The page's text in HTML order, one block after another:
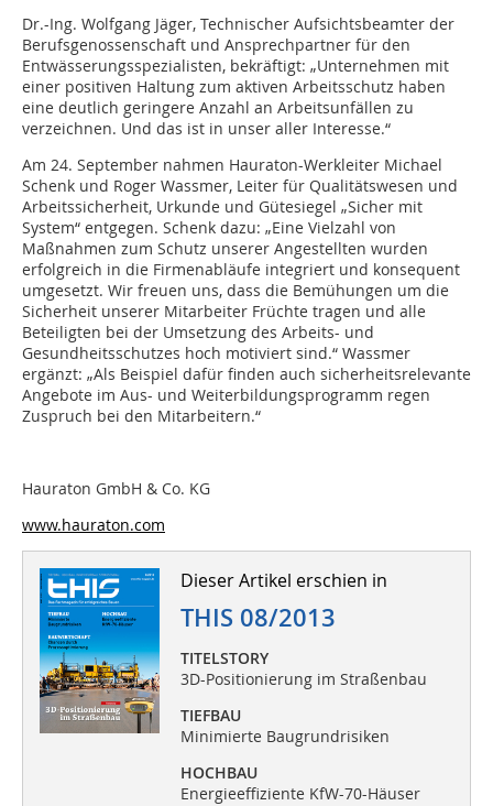
Dr.-Ing. Wolfgang Jäger, Technischer Aufsichtsbeamter der
Berufsgenossenschaft und Ansprechpartner für den
Entwässerungsspezialisten, bekräftigt: „Unternehmen mit
einer positiven Haltung zum aktiven Arbeitsschutz haben
eine deutlich geringere Anzahl an Arbeitsunfällen zu
verzeichnen. Und das ist in unser aller Interesse.“
Am 24. September nahmen Hauraton-Werkleiter Michael
Schenk und Roger Wassmer, Leiter für Qualitätswesen und
Arbeitssicherheit, Urkunde und Gütesiegel „Sicher mit
System“ entgegen. Schenk dazu: „Eine Vielzahl von
Maßnahmen zum Schutz unserer Angestellten wurden
erfolgreich in die Firmenabläufe integriert und konsequent
umgesetzt. Wir freuen uns, dass die Bemühungen um die
Sicherheit unserer Mitarbeiter Früchte tragen und alle
Beteiligten bei der Umsetzung des Arbeits- und
Gesundheitsschutzes hoch motiviert sind.“ Wassmer
ergänzt: „Als Beispiel dafür finden auch sicherheitsrelevante
Angebote im Aus- und Weiterbildungsprogramm regen
Zuspruch bei den Mitarbeitern.“
Hauraton GmbH & Co. KG
www.hauraton.com
Dieser Artikel erschien in
THIS 08/2013
TITELSTORY
3D-Positionierung im Straßenbau
TIEFBAU
Minimierte Baugrundrisiken
HOCHBAU
Energieeffiziente KfW-70-Häuser